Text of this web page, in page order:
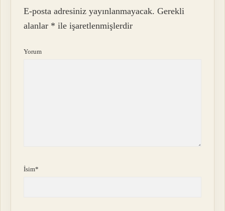
E-posta adresiniz yayınlanmayacak. Gerekli
alanlar * ile işaretlenmişlerdir
Yorum
İsim*